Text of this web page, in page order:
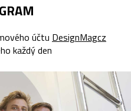
účtu DesignMagcz
každý den